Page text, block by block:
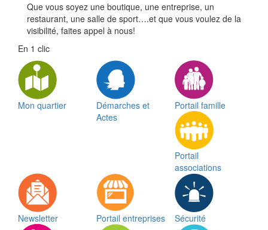
Que vous soyez une boutique, une entreprise, un
restaurant, une salle de sport….et que vous voulez de la
visibilité, faites appel à nous!
En 1 clic
Mon quartier
Démarches et
Actes
Portail famille
Portail
associations
Newsletter Portail entreprises Sécurité